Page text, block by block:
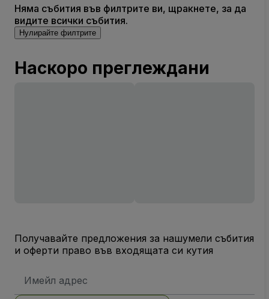
Няма събития във филтрите ви, щракнете, за да
видите всички събития.
Нулирайте филтрите
Наскоро преглеждани
Получавайте предложения за нашумели събития
и оферти право във входящата си кутия
адрес